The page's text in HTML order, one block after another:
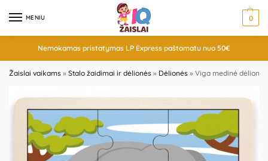
MENIU 0
Nemokamas pristatymas LP Express paštomatu nuo 50€
Žaislai vaikams » Stalo žaidimai ir dėlionės » Dėlionės » Viga medinė dėlionė